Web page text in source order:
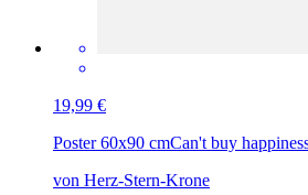
19,99 €
Poster 60x90 cmCan't buy
von Herz-Stern-Krone